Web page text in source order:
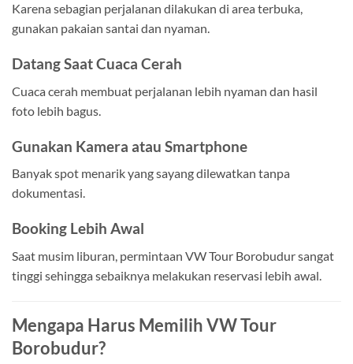
Karena sebagian perjalanan dilakukan di area terbuka,
gunakan pakaian santai dan nyaman.
Datang Saat Cuaca Cerah
Cuaca cerah membuat perjalanan lebih nyaman dan hasil
foto lebih bagus.
Gunakan Kamera atau Smartphone
Banyak spot menarik yang sayang dilewatkan tanpa
dokumentasi.
Booking Lebih Awal
Saat musim liburan, permintaan VW Tour Borobudur sangat
tinggi sehingga sebaiknya melakukan reservasi lebih awal.
Mengapa Harus Memilih VW Tour
Borobudur?